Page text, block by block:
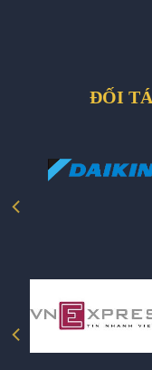
ĐỐI